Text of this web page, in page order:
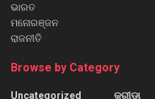
ଭାରତ
ମନୋରଞ୍ଜନ
ରାଜନୀତି
Browse by Category
Uncategorized କ୍ରୀଡ଼ା